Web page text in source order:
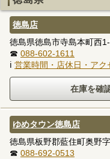
徳島店
徳島県徳島市寺島本町西
☎ 088-602-1611
ℹ 営業時間・店休日・アク
ゆめタウン徳島店
徳島県板野郡藍住町奥野
☎ 088-692-0513